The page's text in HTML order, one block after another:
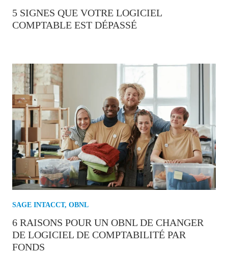
5 SIGNES QUE VOTRE LOGICIEL
COMPTABLE EST DÉPASSÉ
SAGE INTACCT, OBNL
6 RAISONS POUR UN OBNL DE CHANGER
DE LOGICIEL DE COMPTABILITÉ PAR
FONDS